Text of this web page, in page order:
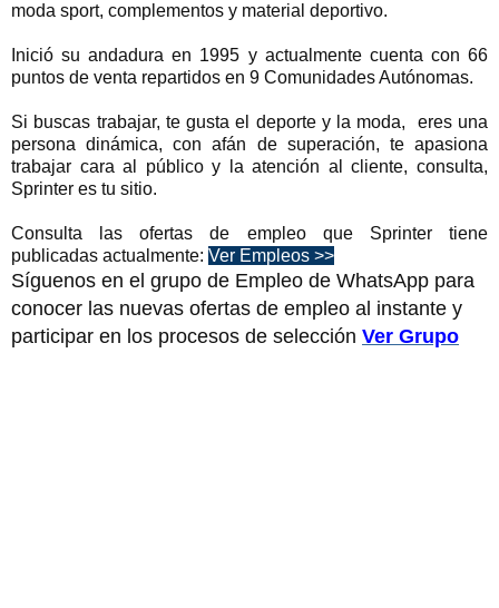
moda sport, complementos y material deportivo.
Inició su andadura en 1995 y actualmente cuenta con 66
puntos de venta repartidos en 9 Comunidades Autónomas.
Si buscas trabajar, te gusta el deporte y la moda, eres una
persona dinámica, con afán de superación, te apasiona
trabajar cara al público y la atención al cliente, consulta,
Sprinter es tu sitio.
Consulta las ofertas de empleo que Sprinter tiene
publicadas actualmente: Ver Empleos >>
Síguenos en el grupo de Empleo de WhatsApp para
conocer las nuevas ofertas de empleo al instante y
participar en los procesos de selección Ver Grupo